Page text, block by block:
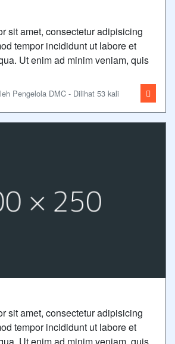
sit amet, consectetur adipisicing
tempor incididunt ut labore et
Ut enim ad minim veniam, quis
Pengelola DMC - Dilihat 53 kali
sit amet, consectetur adipisicing
tempor incididunt ut labore et